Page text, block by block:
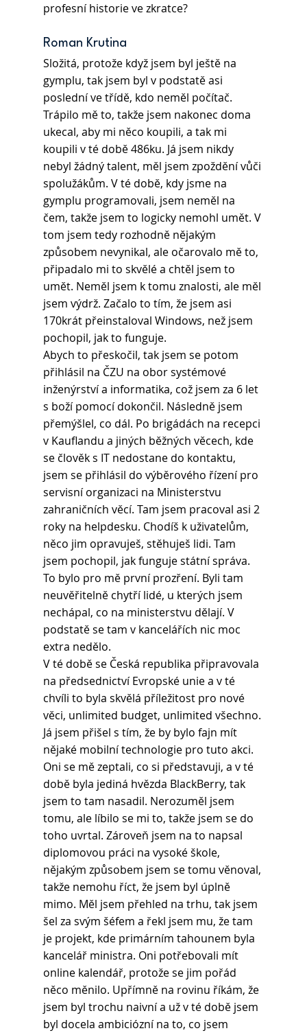
profesní historie ve zkratce?
Roman Krutina
Složitá, protože když jsem byl ještě na
gymplu, tak jsem byl v podstatě asi
poslední ve třídě, kdo neměl počítač.
Trápilo mě to, takže jsem nakonec doma
ukecal, aby mi něco koupili, a tak mi
koupili v té době 486ku. Já jsem nikdy
nebyl žádný talent, měl jsem zpoždění vůči
spolužákům. V té době, kdy jsme na
gymplu programovali, jsem neměl na
čem, takže jsem to logicky nemohl umět. V
tom jsem tedy rozhodně nějakým
způsobem nevynikal, ale očarovalo mě to,
připadalo mi to skvělé a chtěl jsem to
umět. Neměl jsem k tomu znalosti, ale měl
jsem výdrž. Začalo to tím, že jsem asi
170krát přeinstaloval Windows, než jsem
pochopil, jak to funguje.
Abych to přeskočil, tak jsem se potom
přihlásil na ČZU na obor systémové
inženýrství a informatika, což jsem za 6 let
s boží pomocí dokončil. Následně jsem
přemýšlel, co dál. Po brigádách na recepci
v Kauflandu a jiných běžných věcech, kde
se člověk s IT nedostane do kontaktu,
jsem se přihlásil do výběrového řízení pro
servisní organizaci na Ministerstvu
zahraničních věcí. Tam jsem pracoval asi 2
roky na helpdesku. Chodíš k uživatelům,
něco jim opravuješ, stěhuješ lidi. Tam
jsem pochopil, jak funguje státní správa.
To bylo pro mě první prozření. Byli tam
neuvěřitelně chytří lidé, u kterých jsem
nechápal, co na ministerstvu dělají. V
podstatě se tam v kancelářích nic moc
extra nedělo.
V té době se Česká republika připravovala
na předsednictví Evropské unie a v té
chvíli to byla skvělá příležitost pro nové
věci, unlimited budget, unlimited všechno.
Já jsem přišel s tím, že by bylo fajn mít
nějaké mobilní technologie pro tuto akci.
Oni se mě zeptali, co si představuji, a v té
době byla jediná hvězda BlackBerry, tak
jsem to tam nasadil. Nerozuměl jsem
tomu, ale líbilo se mi to, takže jsem se do
toho uvrtal. Zároveň jsem na to napsal
diplomovou práci na vysoké škole,
nějakým způsobem jsem se tomu věnoval,
takže nemohu říct, že jsem byl úplně
mimo. Měl jsem přehled na trhu, tak jsem
šel za svým šéfem a řekl jsem mu, že tam
je projekt, kde primárním tahounem byla
kancelář ministra. Oni potřebovali mít
online kalendář, protože se jim pořád
něco měnilo. Upřímně na rovinu říkám, že
jsem byl trochu naivní a už v té době jsem
byl docela ambiciózní na to, co jsem